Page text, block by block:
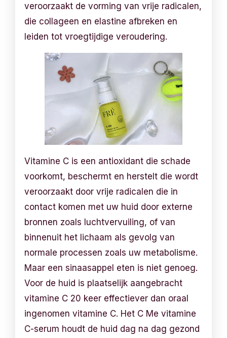
veroorzaakt de vorming van vrije radicalen,
die collageen en elastine afbreken en
leiden tot vroegtijdige veroudering.
Vitamine C is een antioxidant die schade
voorkomt, beschermt en herstelt die wordt
veroorzaakt door vrije radicalen die in
contact komen met uw huid door externe
bronnen zoals luchtvervuiling, of van
binnenuit het lichaam als gevolg van
normale processen zoals uw metabolisme.
Maar een sinaasappel eten is niet genoeg.
Voor de huid is plaatselijk aangebracht
vitamine C 20 keer effectiever dan oraal
ingenomen vitamine C. Het C Me vitamine
C-serum houdt de huid dag na dag gezond